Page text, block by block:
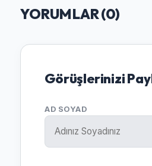
YORUMLAR (0)
Görüşlerinizi
AD SOYAD